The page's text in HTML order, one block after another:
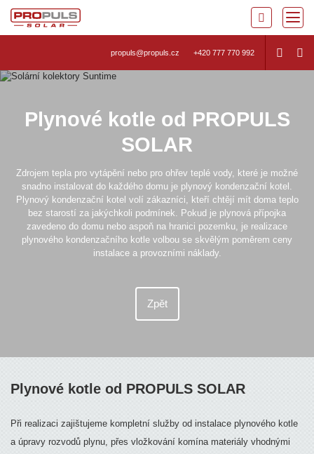
propuls@propuls.cz +420 777 770 992
Plynové kotle od PROPULS
SOLAR
Zdrojem tepla pro vytápění nebo pro ohřev teplé vody, které je možné
snadno instalovat do každého domu je plynový kondenzační kotel.
Plynový kondenzační kotel volí zákazníci, kteří chtějí mít doma teplo
bez starostí za jakýchkoli podmínek. Pokud je plynová přípojka
zavedeno do domu nebo aspoň na hranici pozemku, je realizace
plynového kondenzačního kotle volbou se skvělým poměrem ceny
instalace a provozními náklady.
Zpět
Plynové kotle od PROPULS SOLAR
Při realizaci zajištujeme kompletní služby od instalace plynového kotle
a úpravy rozvodů plynu, přes vložkování komína materiály vhodnými